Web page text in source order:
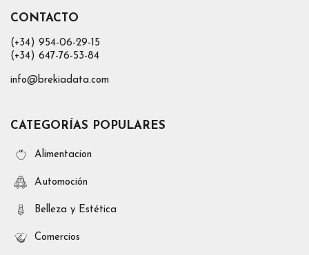
CONTACTO
(+34) 954-06-29-15
(+34) 647-76-53-84
info@brekiadata.com
CATEGORÍAS POPULARES
Alimentacion
Automoción
Belleza y Estética
Comercios